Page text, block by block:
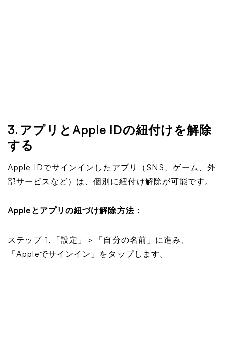
​​​​​​​3. アプリとApple IDの紐付けを解除
する
Apple IDでサインインしたアプリ（SNS、ゲーム、外
部サービスなど）は、個別に紐付け解除が可能です。
Appleとアプリの紐づけ解除方法：
ステップ 1. 「設定」＞「自分の名前」に進み、
「Appleでサインイン」をタップします。